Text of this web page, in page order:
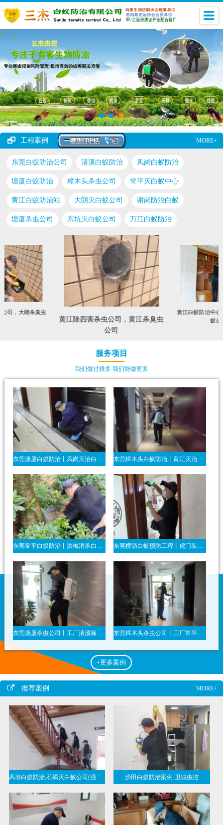
工程案例 MORE+
东莞白蚁防治公司 清溪白蚁防治 凤岗白蚁防治
塘厦白蚁防治 樟木头杀虫公司 常平灭白蚁中心
黄江白蚁防治站 大朗灭白蚁公司 谢岗防治白蚁
塘厦杀虫公司 东坑灭白蚁公司 万江白蚁防治
司，大朗杀臭虫
黄江除四害杀虫公司，黄江杀臭虫
公司
黄江白蚁防治中心
蚁公
服务项目
我们做过很多 我们能做更多
东莞常平白蚁防治丨洪梅消杀白蚁丨高埗灭白蚂蚁专家 东莞横沥白蚁预防工程丨虎门装修防白蚁合同办理丨资质齐全长安防蚂蚁
东莞塘厦杀虫公司丨工厂清溪除虫丨凤岗宿舍杀臭虫一次灭干净
+更多案例
推荐案例 MORE+
高埗白蚁防治,石碣灭白蚁公司(强烈推荐卫城虫控) 沙田白蚁防治案例-卫城虫控